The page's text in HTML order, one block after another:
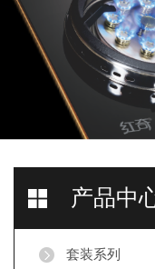
产品中
套装系列